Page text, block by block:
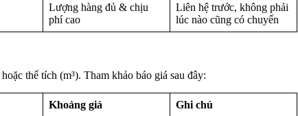
Lượng hàng đủ & chịu
phí cao
Liên hệ trước, không phải
lúc nào cũng có chuyến
thể tích (m³). Tham khảo báo giá sau đây:
Khoảng giá Ghi chú